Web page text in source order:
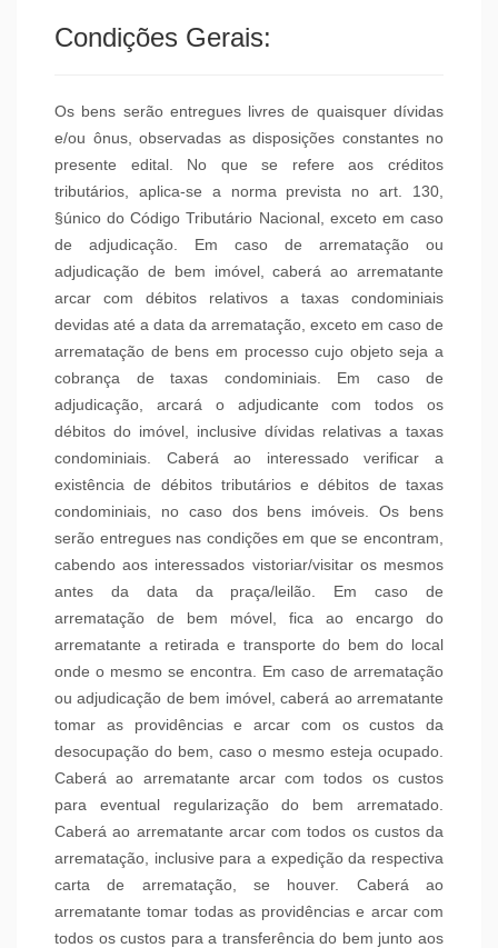
Condições Gerais:
Os bens serão entregues livres de quaisquer dívidas
e/ou ônus, observadas as disposições constantes no
presente edital. No que se refere aos créditos
tributários, aplica-se a norma prevista no art. 130,
§único do Código Tributário Nacional, exceto em caso
de adjudicação. Em caso de arrematação ou
adjudicação de bem imóvel, caberá ao arrematante
arcar com débitos relativos a taxas condominiais
devidas até a data da arrematação, exceto em caso de
arrematação de bens em processo cujo objeto seja a
cobrança de taxas condominiais. Em caso de
adjudicação, arcará o adjudicante com todos os
débitos do imóvel, inclusive dívidas relativas a taxas
condominiais. Caberá ao interessado verificar a
existência de débitos tributários e débitos de taxas
condominiais, no caso dos bens imóveis. Os bens
serão entregues nas condições em que se encontram,
cabendo aos interessados vistoriar/visitar os mesmos
antes da data da praça/leilão. Em caso de
arrematação de bem móvel, fica ao encargo do
arrematante a retirada e transporte do bem do local
onde o mesmo se encontra. Em caso de arrematação
ou adjudicação de bem imóvel, caberá ao arrematante
tomar as providências e arcar com os custos da
desocupação do bem, caso o mesmo esteja ocupado.
Caberá ao arrematante arcar com todos os custos
para eventual regularização do bem arrematado.
Caberá ao arrematante arcar com todos os custos da
arrematação, inclusive para a expedição da respectiva
carta de arrematação, se houver. Caberá ao
arrematante tomar todas as providências e arcar com
todos os custos para a transferência do bem junto aos